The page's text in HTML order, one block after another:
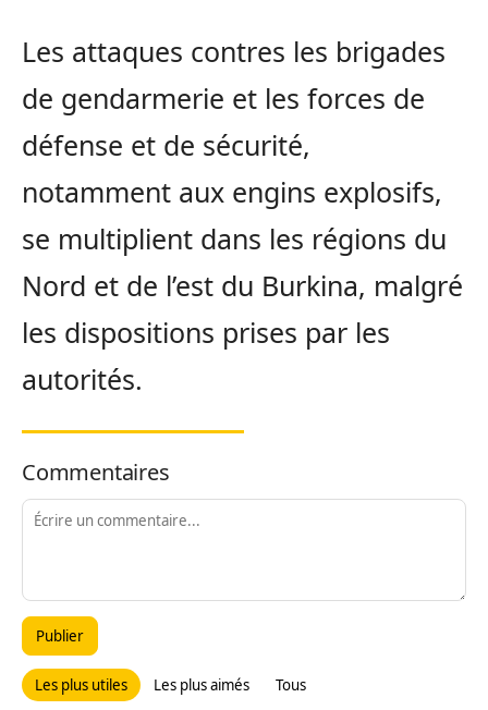
Les attaques contres les brigades
de gendarmerie et les forces de
défense et de sécurité,
notamment aux engins explosifs,
se multiplient dans les régions du
Nord et de l’est du Burkina, malgré
les dispositions prises par les
autorités.
Commentaires
Publier
Les plus utiles Les plus aimés Tous